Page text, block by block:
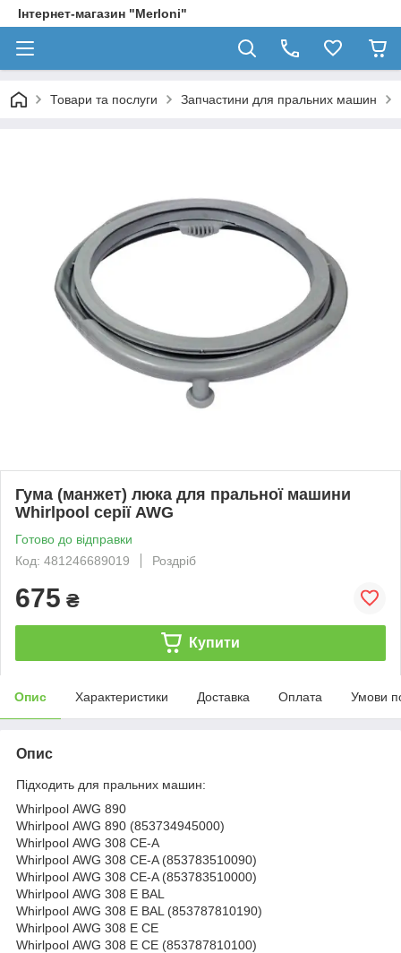
Інтернет-магазин "Merloni"
Товари та послуги Запчастини для пральних машин
Гума (манжет) люка для пральної машини
Whirlpool серії AWG
Готово до відправки
Код: 481246689019
Роздріб
675 ₴
Купити
Опис Характеристики Доставка Оплата Умови
Опис
Підходить для пральних машин:
Whirlpool AWG 890
Whirlpool AWG 890 (853734945000)
Whirlpool AWG 308 CE-A
Whirlpool AWG 308 CE-A (853783510090)
Whirlpool AWG 308 CE-A (853783510000)
Whirlpool AWG 308 E BAL
Whirlpool AWG 308 E BAL (853787810190)
Whirlpool AWG 308 E CE
Whirlpool AWG 308 E CE (853787810100)